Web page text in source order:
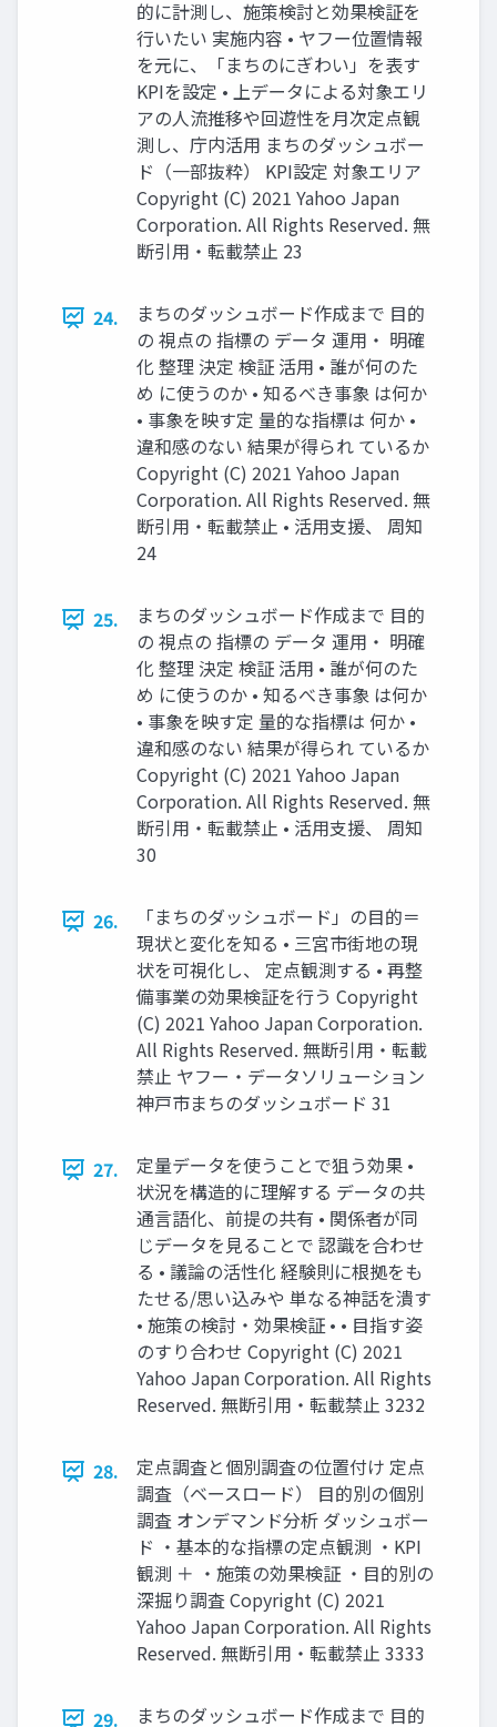
的に計測し、施策検討と効果検証を
⾏いたい 実施内容 • ヤフー位置情報
を元に、「まちのにぎわい」を表す
KPIを設定 • 上データによる対象エリ
アの⼈流推移や回遊性を⽉次定点観
測し、庁内活⽤ まちのダッシュボー
ド（⼀部抜粋） KPI設定 対象エリア
Copyright (C) 2021 Yahoo Japan
Corporation. All Rights Reserved. 無
断引用・転載禁止 23
24.
まちのダッシュボード作成まで ⽬的
の 視点の 指標の データ 運⽤・ 明確
化 整理 決定 検証 活⽤ • 誰が何のた
め に使うのか • 知るべき事象 は何か
• 事象を映す定 量的な指標は 何か •
違和感のない 結果が得られ ているか
Copyright (C) 2021 Yahoo Japan
Corporation. All Rights Reserved. 無
断引用・転載禁止 • 活⽤⽀援、 周知
24
25.
まちのダッシュボード作成まで ⽬的
の 視点の 指標の データ 運⽤・ 明確
化 整理 決定 検証 活⽤ • 誰が何のた
め に使うのか • 知るべき事象 は何か
• 事象を映す定 量的な指標は 何か •
違和感のない 結果が得られ ているか
Copyright (C) 2021 Yahoo Japan
Corporation. All Rights Reserved. 無
断引用・転載禁止 • 活⽤⽀援、 周知
30
26.
「まちのダッシュボード」の⽬的＝
現状と変化を知る • 三宮市街地の現
状を可視化し、 定点観測する • 再整
備事業の効果検証を⾏う Copyright
(C) 2021 Yahoo Japan Corporation.
All Rights Reserved. 無断引用・転載
禁止 ヤフー・データソリューション
神⼾市まちのダッシュボード 31
27.
定量データを使うことで狙う効果 •
状況を構造的に理解する データの共
通⾔語化、前提の共有 • 関係者が同
じデータを⾒ることで 認識を合わせ
る • 議論の活性化 経験則に根拠をも
たせる/思い込みや 単なる神話を潰す
• 施策の検討・効果検証 • • ⽬指す姿
のすり合わせ Copyright (C) 2021
Yahoo Japan Corporation. All Rights
Reserved. 無断引用・転載禁止 3232
28.
定点調査と個別調査の位置付け 定点
調査（ベースロード） ⽬的別の個別
調査 オンデマンド分析 ダッシュボー
ド ・基本的な指標の定点観測 ・KPI
観測 ＋ ・施策の効果検証 ・⽬的別の
深掘り調査 Copyright (C) 2021
Yahoo Japan Corporation. All Rights
Reserved. 無断引用・転載禁止 3333
29. まちのダッシュボード作成まで ⽬的